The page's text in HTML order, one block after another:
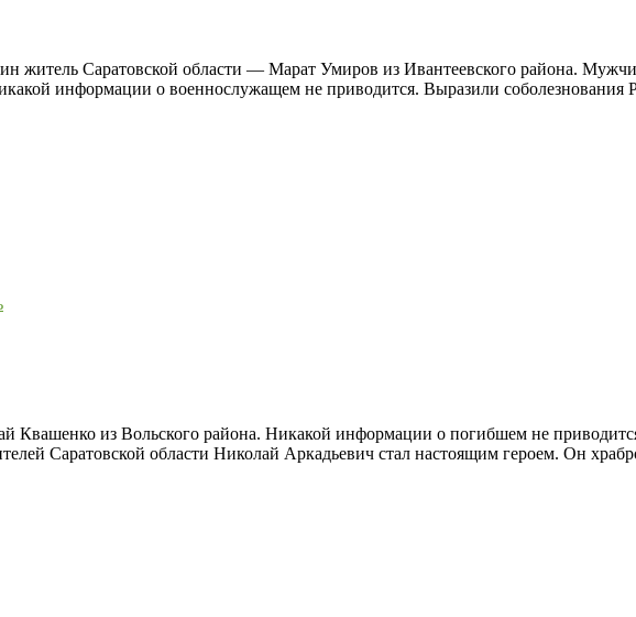
житель Саратовской области — Марат Умиров из Ивантеевского района.
информации о военнослужащем не приводится. Выразили соболезнования
Квашенко из Вольского района. Никакой информации о погибшем не
Саратовской области Николай Аркадьевич стал настоящим героем. Он